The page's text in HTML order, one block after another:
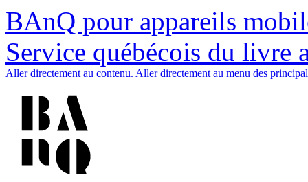
BAnQ pour appareils
Service québécois du livre
Aller directement au contenu. Aller directement au menu des